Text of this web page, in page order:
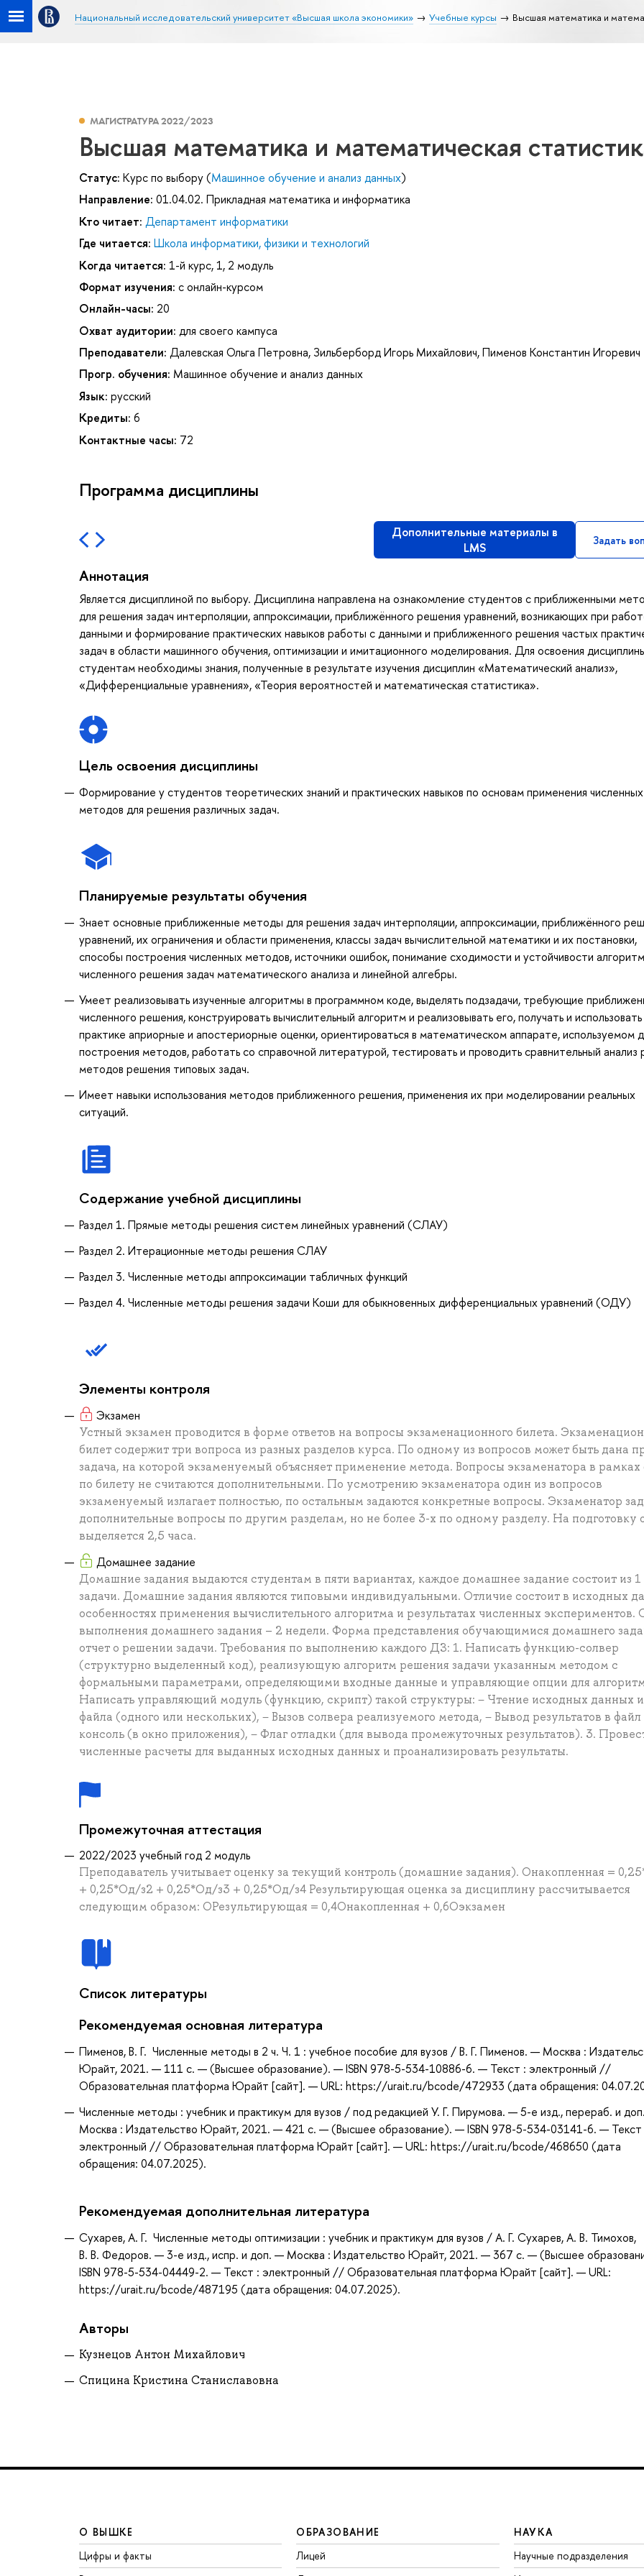
Национальный исследовательский университет «Высшая школа экономики» Учебные курсы Высшая математика и
МАГИСТРАТУРА 2022/2023
Высшая математика и математическая
Статус: Курс по выбору (Машинное обучение и анализ данных)
Направление: 01.04.02. Прикладная математика и информатика
Кто читает: Департамент информатики
Где читается: Школа информатики, физики и технологий
Когда читается: 1-й курс, 1, 2 модуль
Формат изучения: с онлайн-курсом
Онлайн-часы: 20
Охват аудитории: для своего кампуса
Преподаватели: Далевская Ольга Петровна, Зильберборд Игорь Михайлович,Пименов Константин Игоревич
Прогр. обучения: Машинное обучение и анализ данных
Язык: русский
Кредиты: 6
Контактные часы: 72
Программа дисциплины
Дополнительные материалы в
LMS
Задать
Аннотация
Является дисциплиной по выбору. Дисциплина направлена на ознакомление студентов с приближенными
для решения задач интерполяции, аппроксимации, приближённого решения уравнений, возникающих при
данными и формирование практических навыков работы с данными и приближенного решения частых
задач в области машинного обучения, оптимизации и имитационного моделирования. Для освоения
студентам необходимы знания, полученные в результате изучения дисциплин «Математический анализ»,
«Дифференциальные уравнения», «Теория вероятностей и математическая статистика».
Цель освоения дисциплины
Формирование у студентов теоретических знаний и практических навыков по основам применения численных
методов для решения различных задач.
Планируемые результаты обучения
Знает основные приближенные методы для решения задач интерполяции, аппроксимации, приближённого
уравнений, их ограничения и области применения, классы задач вычислительной математики и их постановки,
способы построения численных методов, источники ошибок, понимание сходимости и устойчивости
численного решения задач математического анализа и линейной алгебры.
Умеет реализовывать изученные алгоритмы в программном коде, выделять подзадачи, требующие
численного решения, конструировать вычислительный алгоритм и реализовывать его, получать и использовать
практике априорные и апостериорные оценки, ориентироваться в математическом аппарате, используемом
построения методов, работать со справочной литературой, тестировать и проводить сравнительный анализ
методов решения типовых задач.
Имеет навыки использования методов приближенного решения, применения их при моделировании реальных
ситуаций.
Содержание учебной дисциплины
Раздел 1. Прямые методы решения систем линейных уравнений (СЛАУ)
Раздел 2. Итерационные методы решения СЛАУ
Раздел 3. Численные методы аппроксимации табличных функций
Раздел 4. Численные методы решения задачи Коши для обыкновенных дифференциальных уравнений (ОДУ)
Элементы контроля
Экзамен
Устный экзамен проводится в форме ответов на вопросы экзаменационного билета.
билет содержит три вопроса из разных разделов курса. По одному из вопросов может быть дана
задача, на которой экзаменуемый объясняет применение метода. Вопросы экзаменатора в рамках
по билету не считаются дополнительными. По усмотрению экзаменатора один из вопросов
экзаменуемый излагает полностью, по остальным задаются конкретные вопросы. Экзаменатор
дополнительные вопросы по другим разделам, но не более 3-х по одному разделу. На подготовку
выделяется 2,5 часа.
Домашнее задание
Домашние задания выдаются студентам в пяти вариантах, каждое домашнее задание состоит из 1
задачи. Домашние задания являются типовыми индивидуальными. Отличие состоит в исходных
особенностях применения вычислительного алгоритма и результатах численных экспериментов.
выполнения домашнего задания – 2 недели. Форма представления обучающимися домашнего
отчет о решении задачи. Требования по выполнению каждого ДЗ: 1. Написать функцию-солвер
(структурно выделенный код), реализующую алгоритм решения задачи указанным методом с
формальными параметрами, определяющими входные данные и управляющие опции для
Написать управляющий модуль (функцию, скрипт) такой структуры: − Чтение исходных данных
файла (одного или нескольких), − Вызов солвера реализуемого метода, − Вывод результатов в файл
консоль (в окно приложения), − Флаг отладки (для вывода промежуточных результатов). 3.
численные расчеты для выданных исходных данных и проанализировать результаты.
Промежуточная аттестация
2022/2023 учебный год 2 модуль
Преподаватель учитывает оценку за текущий контроль (домашние задания). Онакопленная =
+ 0,25*Од/з2 + 0,25*Од/з3 + 0,25*Од/з4 Результирующая оценка за дисциплину рассчитывается
следующим образом: ОРезультирующая = 0,4Онакопленная + 0,6Оэкзамен
Список литературы
Рекомендуемая основная литература
Пименов, В. Г. Численные методы в 2 ч. Ч. 1 : учебное пособие для вузов / В. Г. Пименов. — Москва :
Юрайт, 2021. — 111 с. — (Высшее образование). — ISBN 978-5-534-10886-6. — Текст : электронный //
Образовательная платформа Юрайт [сайт]. — URL: https://urait.ru/bcode/472933 (дата обращения:
Численные методы : учебник и практикум для вузов / под редакцией У. Г. Пирумова. — 5-е изд., перераб. и
Москва : Издательство Юрайт, 2021. — 421 с. — (Высшее образование). — ISBN 978-5-534-03141-6. — Текст
электронный // Образовательная платформа Юрайт [сайт]. — URL: https://urait.ru/bcode/468650 (дата
обращения: 04.07.2025).
Рекомендуемая дополнительная литература
Сухарев, А. Г. Численные методы оптимизации : учебник и практикум для вузов / А. Г. Сухарев, А. В. Тимохов,
В. В. Федоров. — 3-е изд., испр. и доп. — Москва : Издательство Юрайт, 2021. — 367 с. — (Высшее
ISBN 978-5-534-04449-2. — Текст : электронный // Образовательная платформа Юрайт [сайт]. — URL:
https://urait.ru/bcode/487195 (дата обращения: 04.07.2025).
Авторы
Кузнецов Антон Михайлович
Спицина Кристина Станиславовна
О ВЫШКЕ
Цифры и факты
ОБРАЗОВАНИЕ
Лицей
НАУКА
Научные подразделения